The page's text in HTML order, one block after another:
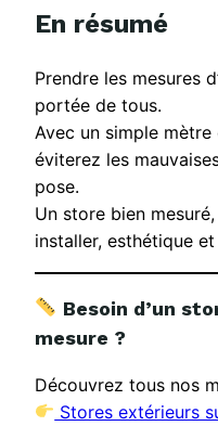
En résumé
Prendre les mesures
portée de tous.
Avec un simple
éviterez les
pose.
Un store bien
installer, esthétique
Besoin d’un
mesure ?
Découvrez tous nos
Stores extérieurs